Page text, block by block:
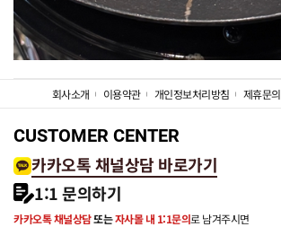
회사소개 이용약관 개인정보처리방침 제휴문의
CUSTOMER CENTER
카카오톡 채널상담 바로가기
1:1 문의하기
카카오톡 채널상담또는자사몰 내 1:1문의로 남겨주시면